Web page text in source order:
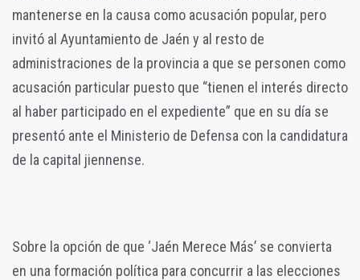
mantenerse en la causa como acusación popular, pero
invitó al Ayuntamiento de Jaén y al resto de
administraciones de la provincia a que se personen como
acusación particular puesto que “tienen el interés directo
al haber participado en el expediente” que en su día se
presentó ante el Ministerio de Defensa con la candidatura
de la capital jiennense.
Sobre la opción de que ‘Jaén Merece Más’ se convierta
en una formación política para concurrir a las elecciones